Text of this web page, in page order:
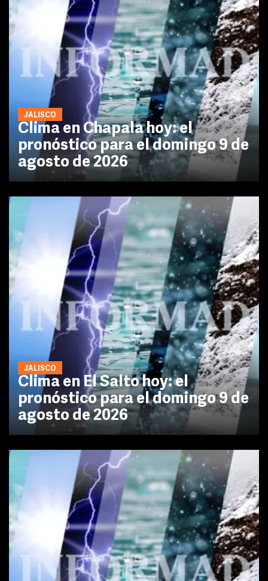
JALISCO
Clima en Chapala hoy: el
pronóstico para el domingo 9 de
agosto de 2026
JALISCO
Clima en El Salto hoy: el
pronóstico para el domingo 9 de
agosto de 2026